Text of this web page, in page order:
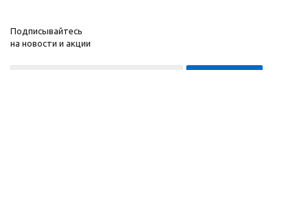
Подписывайтесь
на новости и акции